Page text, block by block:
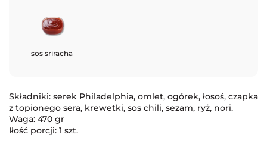
sos sriracha
Składniki: serek Philadelphia, omlet, ogórek, łosoś, czapka
z topionego sera, krewetki, sos chili, sezam, ryż, nori.
Waga: 470 gr
Iłość porcji: 1 szt.